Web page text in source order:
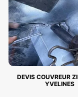
DEVIS COUVREUR
YVELINES